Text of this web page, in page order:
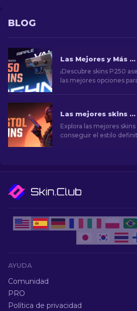
BLOG
Las Mejores y Más Baratas Skins P250 en CS2 [2026]
¡Descubre skins P250
las mejores opciones
Las mejores skins de pistolas en CS2 [2026]
Explora las mejores
conseguir el estilo
AYUDA
Comunidad
PRO
Política de privacidad